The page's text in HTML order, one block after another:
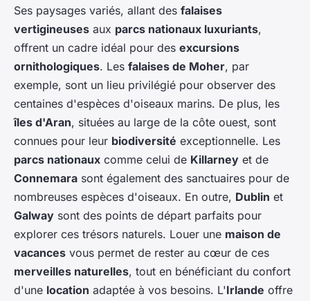
Ses paysages variés, allant des falaises
vertigineuses aux parcs nationaux luxuriants,
offrent un cadre idéal pour des excursions
ornithologiques. Les falaises de Moher, par
exemple, sont un lieu privilégié pour observer des
centaines d'espèces d'oiseaux marins. De plus, les
îles d'Aran, situées au large de la côte ouest, sont
connues pour leur biodiversité exceptionnelle. Les
parcs nationaux comme celui de Killarney et de
Connemara sont également des sanctuaires pour de
nombreuses espèces d'oiseaux. En outre, Dublin et
Galway sont des points de départ parfaits pour
explorer ces trésors naturels. Louer une maison de
vacances vous permet de rester au cœur de ces
merveilles naturelles, tout en bénéficiant du confort
d'une location adaptée à vos besoins. L'Irlande offre